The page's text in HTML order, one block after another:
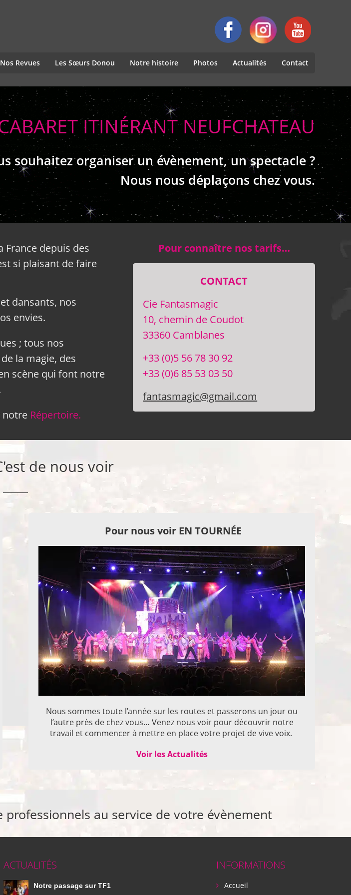
Nos Revues Les Sœurs Donou Notre histoire Photos Actualités Contact
ITINÉRANT NEUFCHATEAU
souhaitez organiser un évènement, un spectacle ?
Nous nous déplaçons chez vous.
France depuis des
si plaisant de faire
dansants, nos
envies.
; tous nos
la magie, des
scène qui font notre
notre Répertoire.
Pour connaître nos tarifs…
CONTACT
Cie Fantasmagic
10, chemin de Coudot
33360 Camblanes
+33 (0)5 56 78 30 92
+33 (0)6 85 53 03 50
fantasmagic@gmail.com
de nous voir
Pour nous voir EN TOURNÉE
Nous sommes toute l’année sur les routes et passerons un jour ou
l’autre près de chez vous… Venez nous voir pour découvrir notre
travail et commencer à mettre en place votre projet de vive voix.
Voir les Actualités
au service de votre évènement
ACTUALITÉS
Notre passage sur TF1
INFORMATIONS
Accueil